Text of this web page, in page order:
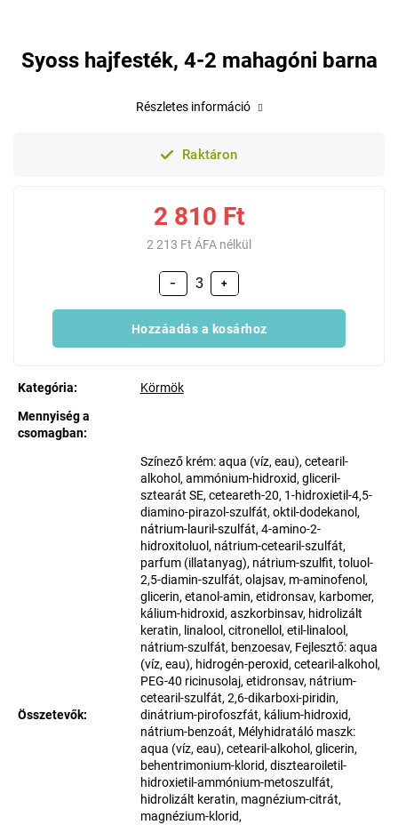
Syoss hajfesték, 4-2 mahagóni barna
Raktáron
2 810 Ft
2 213 Ft ÁFA nélkül
+
−
Hozzáadás a kosárhoz
Kategória:
Körmök
Mennyiség a
csomagban:
Összetevők:
Színező krém: aqua (víz, eau), cetearil-
alkohol, ammónium-hidroxid, gliceril-
sztearát SE, ceteareth-20, 1-hidroxietil-4,5-
diamino-pirazol-szulfát, oktil-dodekanol,
nátrium-lauril-szulfát, 4-amino-2-
hidroxitoluol, nátrium-cetearil-szulfát,
parfum (illatanyag), nátrium-szulfit, toluol-
2,5-diamin-szulfát, olajsav, m-aminofenol,
glicerin, etanol-amin, etidronsav, karbomer,
kálium-hidroxid, aszkorbinsav, hidrolizált
keratin, linalool, citronellol, etil-linalool,
nátrium-szulfát, benzoesav, Fejlesztő: aqua
(víz, eau), hidrogén-peroxid, cetearil-alkohol,
PEG-40 ricinusolaj, etidronsav, nátrium-
cetearil-szulfát, 2,6-dikarboxi-piridin,
dinátrium-pirofoszfát, kálium-hidroxid,
nátrium-benzoát, Mélyhidratáló maszk:
aqua (víz, eau), cetearil-alkohol, glicerin,
behentrimonium-klorid, disztearoiletil-
hidroxietil-ammónium-metoszulfát,
hidrolizált keratin, magnézium-citrát,
magnézium-klorid,
Részletes információ